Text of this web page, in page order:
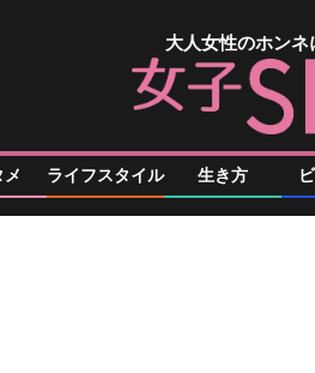
大人女性のホンネ
メ ライフスタイル 生き方